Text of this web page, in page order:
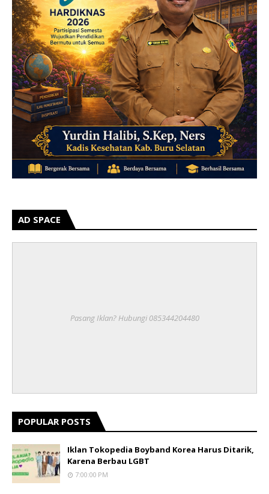
AD SPACE
Pasang Iklan? Hubungi 085344204480
POPULAR POSTS
Iklan Tokopedia Boyband Korea Harus Ditarik,
Karena Berbau LGBT
7:00:00 PM